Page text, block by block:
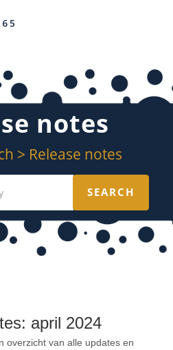
notes
> Release notes
april 2024
overzicht van alle updates en